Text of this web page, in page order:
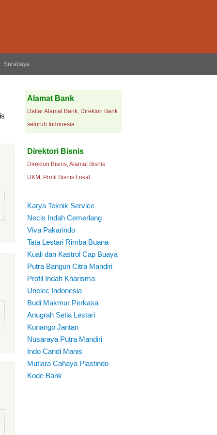
Surabaya
Alamat Bank
Daftar Alamat Bank, Direktori Bank
seluruh Indonesia
Direktori Bisnis
Direktori Bisnis, Alamat Bisnis
UKM, Profil Bisnis Lokal.
Karya Teknik Service
Necis Indah Cemerlang
Viva Pakarindo
Tata Lestari Rimba Buana
Kuali dan Kastrol Cap Buaya
Putra Bangun Citra Mandiri
Profil Indah Kharisma
Unelec Indonesia
Budi Makmur Perkasa
Anugrah Setia Lestari
Kunango Jantan
Nusaraya Putra Mandiri
Indo Candi Manis
Mutiara Cahaya Plastindo
Kode Bank